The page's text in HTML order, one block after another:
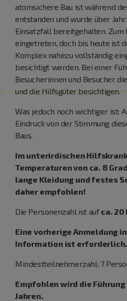
atomsichere Bau ist während
entstanden und wurde über
Einsatzfall bereitgehalten. Zum
eingetreten, doch bis heute ist
Komplex nahezu vollständig
besichtigt werden. Bei einer
Besucherinnen und Besucher
und die Hilfsgüter besichtigen.
Was jedoch noch wichtiger ist:
Eindruck von der Stimmung
Baus.
Im unterirdischen
Temperaturen von ca. 8
lange Kleidung und festes
daher empfohlen!
Die Personenzahl ist auf ca. 20
Eine vorherige Anmeldung
Information ist erforderlich.
Mindestteilnehmerzahl: 7
Empfohlen wird die Führung
Jahren.